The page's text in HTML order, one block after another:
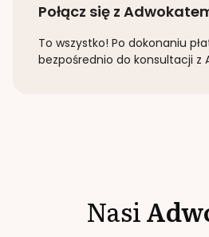
Połącz się z
To wszystko! Po dokonaniu
bezpośrednio do konsultacji z
Nasi